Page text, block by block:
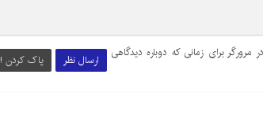
ارسال نظر پاک کردن !
برای زمانی که دوباره دیدگاهی